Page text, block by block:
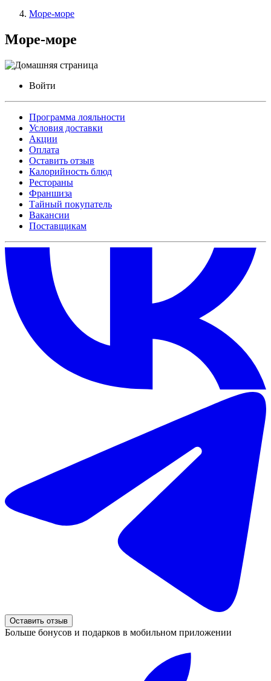
Море-море
Море-море
Войти
Программа лояльности
Условия доставки
Акции
Оплата
Оставить отзыв
Калорийность блюд
Рестораны
Франшиза
Тайный покупатель
Вакансии
Поставщикам
Оставить отзыв
Больше бонусов и подарков в мобильном приложении